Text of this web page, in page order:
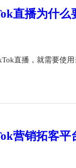
直播为什么
直播，就需要使
营销拓客平